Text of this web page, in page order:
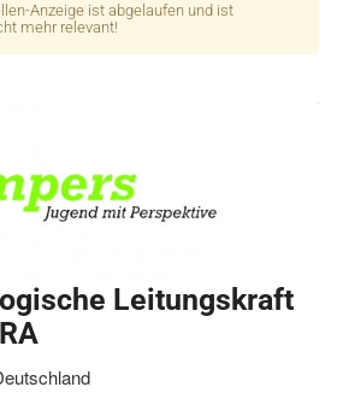
Anzeige ist abgelaufen und ist
mehr relevant!
Leitungskraft